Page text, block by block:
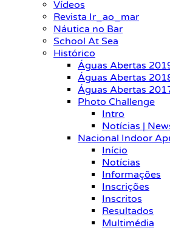
Vídeos
Revista Ir_ao_mar
Náutica no Bar
School At Sea
Histórico
Águas Abertas
Águas Abertas
Águas Abertas
Photo Challenge
Intro
Notícias |
Nacional Indoor
Início
Notícias
Informações
Inscrições
Inscritos
Resultados
Multimédia